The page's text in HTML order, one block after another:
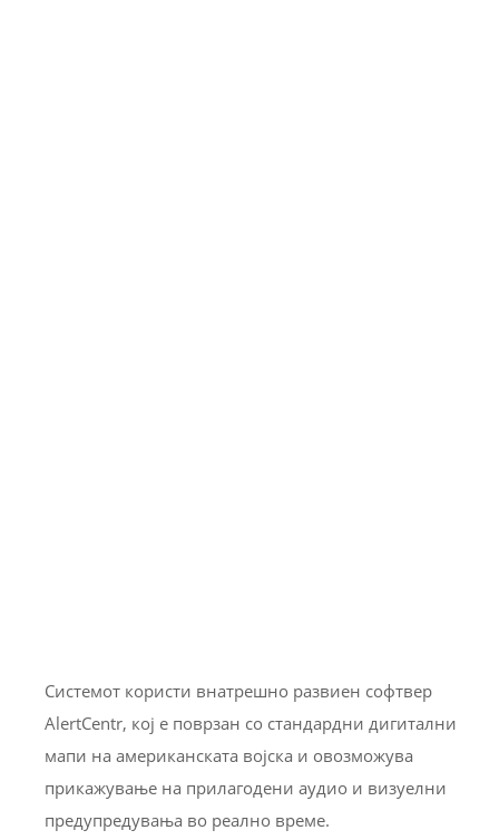
Системот користи внатрешно развиен софтвер
AlertCentr, кој е поврзан со стандардни дигитални
мапи на американската војска и овозможува
прикажување на прилагодени аудио и визуелни
предупредувања во реално време.